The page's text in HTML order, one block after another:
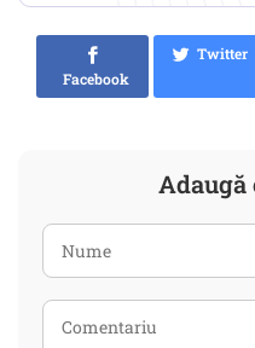
Facebook
Twitter